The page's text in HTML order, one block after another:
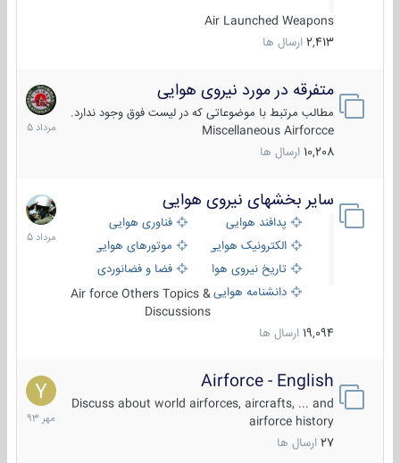
Air Launched Weapons
2,413 ارسال ها
متفرقه در مورد نیروی هوایی
مطالب مرتبط با موضوعاتی که در لیست فوق وجود ندارد.
Miscellaneous Airforcce
10,208 ارسال ها
7
مرداد
1405
سایر بخشهای نیروی هوایی
پدافند هوایی
فناوری هوایی
الکترونیک هوایی
موتورهای هوایی
تاریخ نیروی هوایی
فضا و فضانوردی
دانشنامه هواییAir force Others Topics &
Discussions
19,094 ارسال ها
2
مرداد
1405
Airforce - English
Discuss about world airforces, aircrafts, ... and
airforce history
27 ارسال ها
15
مهر
1393